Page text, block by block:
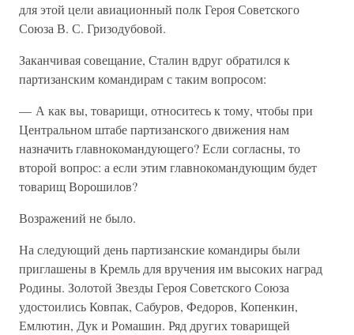
для этой цели авиационный полк Героя Советского
Союза В. С. Гризодубовой.
Заканчивая совещание, Сталин вдруг обратился к
партизанским командирам с таким вопросом:
— А как вы, товарищи, относитесь к тому, чтобы при
Центральном штабе партизанского движения нам
назначить главнокомандующего? Если согласны, то
второй вопрос: а если этим главнокомандующим будет
товарищ Ворошилов?
Возражений не было.
На следующий день партизанские командиры были
приглашены в Кремль для вручения им высоких наград
Родины. Золотой Звезды Героя Советского Союза
удостоились Ковпак, Сабуров, Федоров, Копенкин,
Емлютин, Дук и Ромашин. Ряд других товарищей